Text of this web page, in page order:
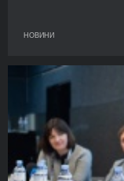
НОВИНИ